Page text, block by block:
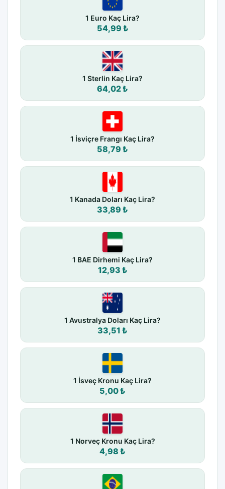
1 Euro Kaç Lira?
54,99 ₺
1 Sterlin Kaç Lira?
64,02 ₺
1 İsviçre Frangı Kaç Lira?
58,79 ₺
1 Kanada Doları Kaç Lira?
33,89 ₺
1 BAE Dirhemi Kaç Lira?
12,93 ₺
1 Avustralya Doları Kaç Lira?
33,51 ₺
1 İsveç Kronu Kaç Lira?
5,00 ₺
1 Norveç Kronu Kaç Lira?
4,98 ₺